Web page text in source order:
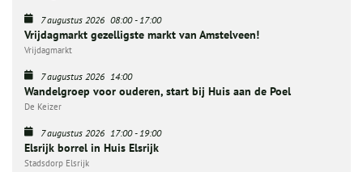
7 augustus 2026 08:00-17:00
Vrijdagmarkt gezelligste markt van Amstelveen!
Vrijdagmarkt
7 augustus 2026 14:00
Wandelgroep voor ouderen, start bij Huis aan de Poel
De Keizer
7 augustus 2026 17:00-19:00
Elsrijk borrel in Huis Elsrijk
Stadsdorp Elsrijk